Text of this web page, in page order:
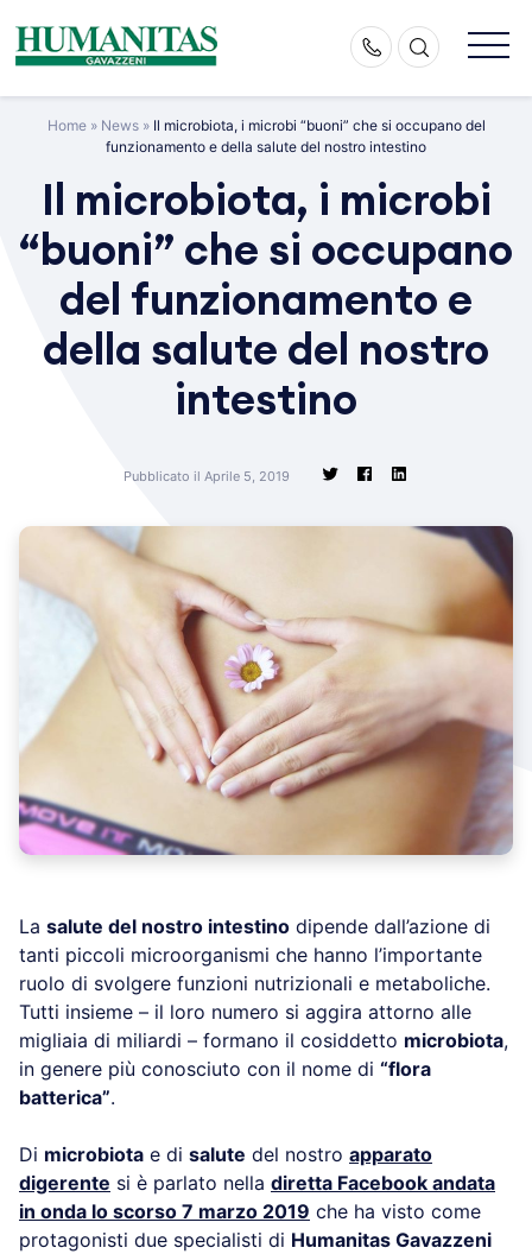
content
Home» News» Il microbiota, i microbi “buoni” che si occupano del
funzionamento e della salute del nostro intestino
Il microbiota, i microbi
“buoni” che si occupano
del funzionamento e
della salute del nostro
intestino
Pubblicato il Aprile 5, 2019
La salute del nostro intestino dipende dall’azione di
tanti piccoli microorganismi che hanno l’importante
ruolo di svolgere funzioni nutrizionali e metaboliche.
Tutti insieme – il loro numero si aggira attorno alle
migliaia di miliardi – formano il cosiddetto microbiota,
in genere più conosciuto con il nome di “flora
batterica”.
Di microbiota e di salute del nostro apparato
digerente si è parlato nella diretta Facebook andata
in onda lo scorso 7 marzo 2019 che ha visto come
protagonisti due specialisti di Humanitas Gavazzeni